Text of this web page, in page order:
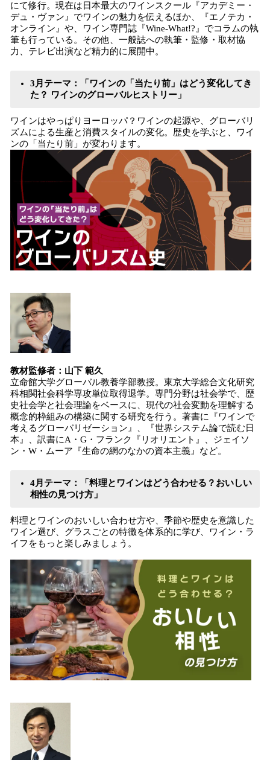
にて修行。現在は日本最大のワインスクール『アカデミー・
デュ・ヴァン』でワインの魅力を伝えるほか、『エノテカ・
オンライン』や、ワイン専門誌『Wine-What!?』でコラムの執
筆も行っている。その他、一般誌への執筆・監修・取材協
力、テレビ出演など精力的に展開中。
3月テーマ：「ワインの「当たり前」はどう変化してき
た？ ワインのグローバルヒストリー」
ワインはやっぱりヨーロッパ？ワインの起源や、グローバリ
ズムによる生産と消費スタイルの変化。歴史を学ぶと、ワイ
ンの「当たり前」が変わります。
教材監修者：山下 範久
立命館大学グローバル教養学部教授。東京大学総合文化研究
科相関社会科学専攻単位取得退学。専門分野は社会学で、歴
史社会学と社会理論をベースに、現代の社会変動を理解する
概念的枠組みの構築に関する研究を行う。著書に『ワインで
考えるグローバリゼーション』、『世界システム論で読む日
本』、訳書にA・G・フランク『リオリエント』、ジェイソ
ン・W・ムーア『生命の網のなかの資本主義』など。
4月テーマ：「料理とワインはどう合わせる？おいしい
相性の見つけ方」
料理とワインのおいしい合わせ方や、季節や歴史を意識した
ワイン選び、グラスごとの特徴を体系的に学び、ワイン・ラ
イフをもっと楽しみましょう。